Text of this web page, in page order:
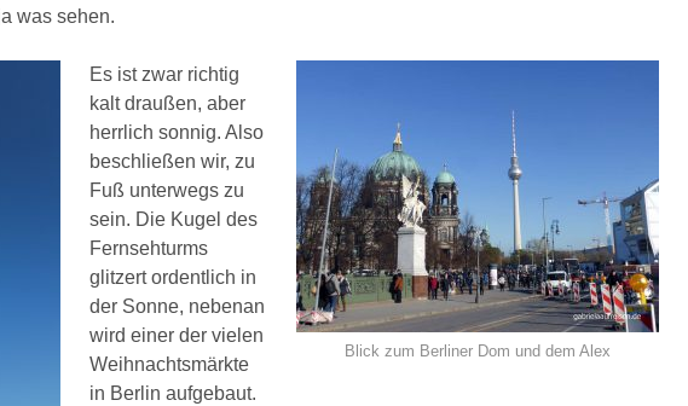
was sehen.
Blick zum Berliner Dom und dem Alex
Es ist zwar richtig
kalt draußen, aber
herrlich sonnig. Also
beschließen wir, zu
Fuß unterwegs zu
sein. Die Kugel des
Fernsehturms
glitzert ordentlich in
der Sonne, nebenan
wird einer der vielen
Weihnachtsmärkte
in Berlin aufgebaut.